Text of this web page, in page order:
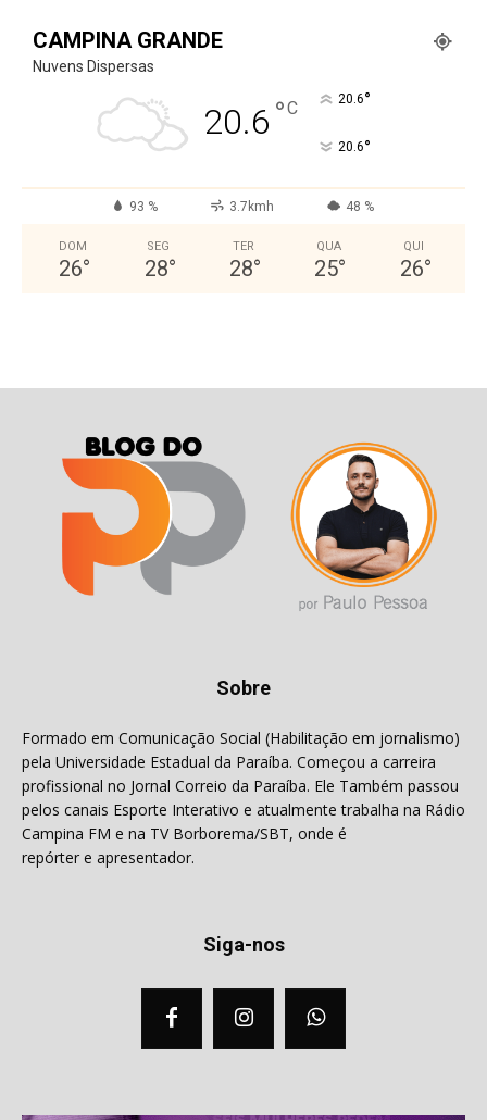
CAMPINA GRANDE
Nuvens Dispersas
20.6 °C 20.6°
20.6°
93 % 3.7kmh 48 %
DOM
26°
SEG
28°
TER
28°
QUA
25°
QUI
26°
Sobre
Formado em Comunicação Social (Habilitação em jornalismo)
pela Universidade Estadual da Paraíba. Começou a carreira
profissional no Jornal Correio da Paraíba. Ele Também passou
pelos canais Esporte Interativo e atualmente trabalha na Rádio
Campina FM e na TV Borborema/SBT, onde é
repórter e apresentador.
Siga-nos